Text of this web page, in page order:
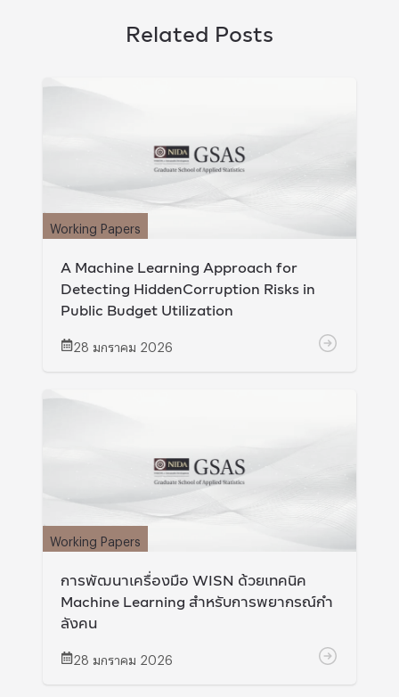
Related Posts
Working Papers
A Machine Learning Approach for
Detecting HiddenCorruption Risks in
Public Budget Utilization
28 มกราคม 2026
Working Papers
การพัฒนาเครื่องมือ WISN ด้วยเทคนิค
Machine Learning สําหรับการพยากรณ์กํา
ลังคน
28 มกราคม 2026